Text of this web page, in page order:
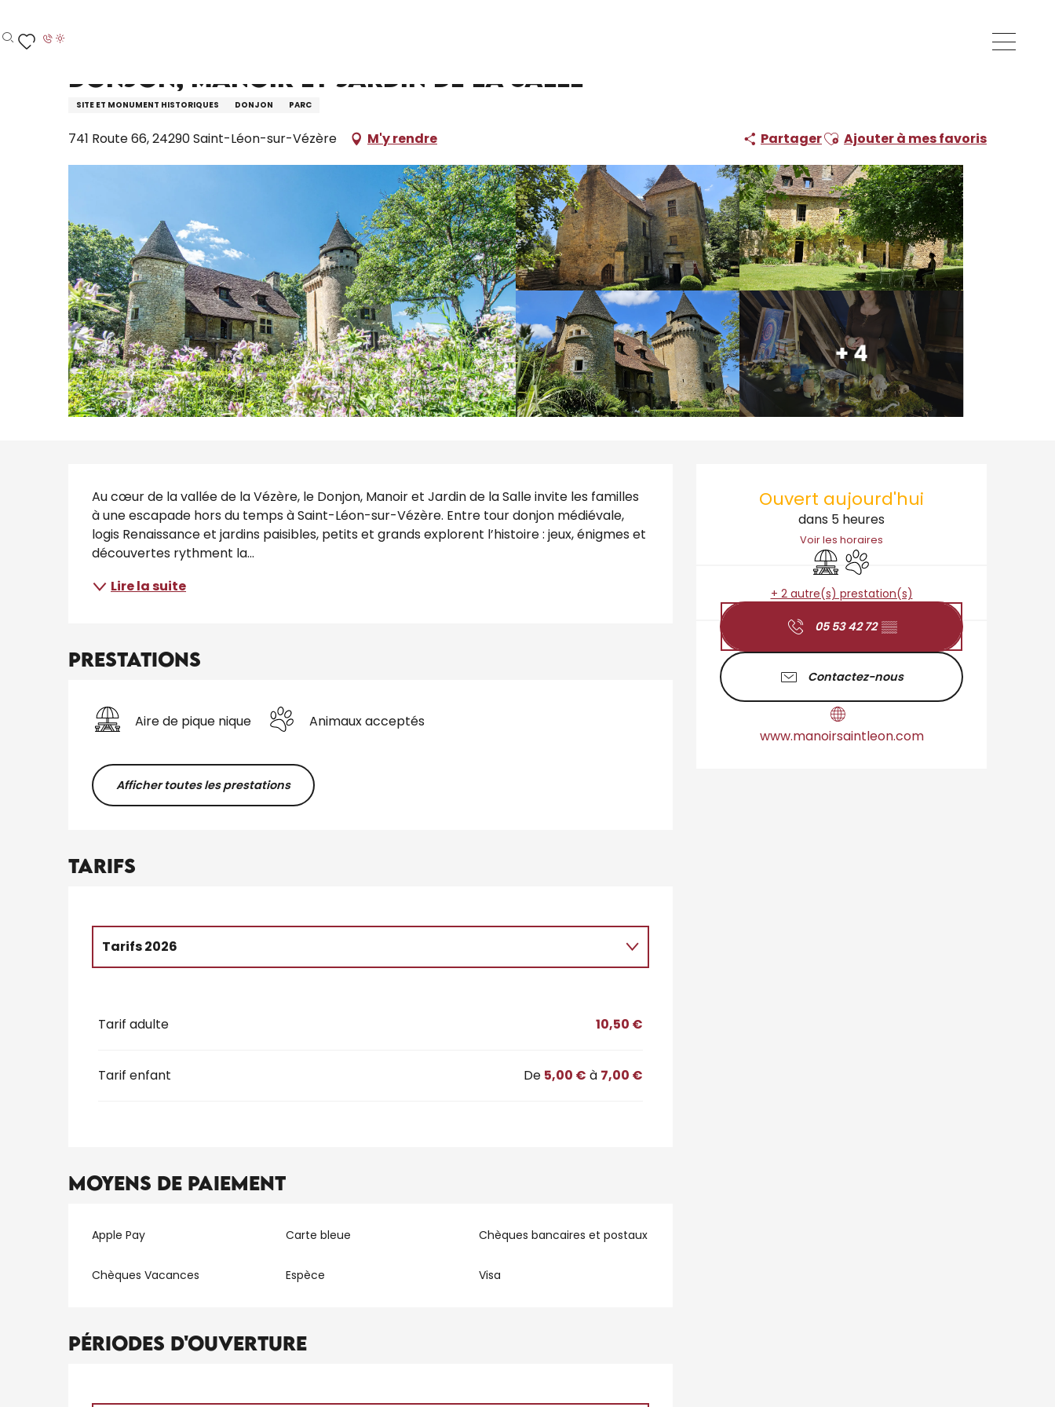
au
contenu
Recherche
Donjon, Manoir et Jardin de la Salle
SITE ET MONUMENT HISTORIQUES DONJON PARC
741 Route 66, 24290 Saint-Léon-sur-Vézère M'y rendre PartagerAjouter aux favoris
Ajouter à mes favoris
+ 4
Ouvert aujourd'hui
dans 5 heures
Voir les horaires
Aire de pique nique
Animaux acceptés
+ 2 autre(s) prestation(s)
05 53 42 72 ▒▒
Contactez-nous
www.manoirsaintleon.com
Description
Au cœur de la vallée de la Vézère, le Donjon, Manoir et Jardin de la Salle invite les familles
à une escapade hors du temps à Saint-Léon-sur-Vézère. Entre tour donjon médiévale,
logis Renaissance et jardins paisibles, petits et grands explorent l’histoire : jeux, énigmes et
découvertes rythment la...
Lire la suite
Prestations
Aire de pique nique Animaux acceptés
Afficher toutes les prestations
Tarifs
Tarifs 2026
Tarif adulte 10,50 €
Tarif enfant De 5,00 € à 7,00 €
Moyens de paiement
Apple Pay Carte bleue Chèques bancaires et postaux
Chèques Vacances Espèce Visa
Périodes d'ouverture